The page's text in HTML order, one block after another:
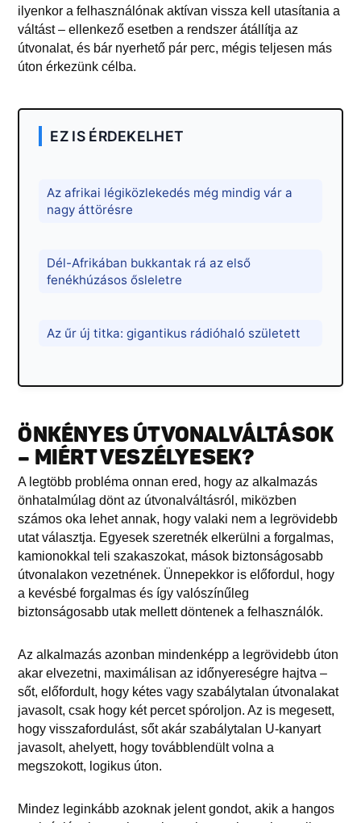
ilyenkor a felhasználónak aktívan vissza kell utasítania a
váltást – ellenkező esetben a rendszer átállítja az
útvonalat, és bár nyerhető pár perc, mégis teljesen más
úton érkezünk célba.
EZ IS ÉRDEKELHET
Az afrikai légiközlekedés még mindig vár a
nagy áttörésre
Dél-Afrikában bukkantak rá az első
fenékhúzásos ősleletre
Az űr új titka: gigantikus rádióhaló született
ÖNKÉNYES ÚTVONALVÁLTÁSOK
– MIÉRT VESZÉLYESEK?
A legtöbb probléma onnan ered, hogy az alkalmazás
önhatalmúlag dönt az útvonalváltásról, miközben
számos oka lehet annak, hogy valaki nem a legrövidebb
utat választja. Egyesek szeretnék elkerülni a forgalmas,
kamionokkal teli szakaszokat, mások biztonságosabb
útvonalakon vezetnének. Ünnepekkor is előfordul, hogy
a kevésbé forgalmas és így valószínűleg
biztonságosabb utak mellett döntenek a felhasználók.
Az alkalmazás azonban mindenképp a legrövidebb úton
akar elvezetni, maximálisan az időnyereségre hajtva –
sőt, előfordult, hogy kétes vagy szabálytalan útvonalakat
javasolt, csak hogy két percet spóroljon. Az is megesett,
hogy visszafordulást, sőt akár szabálytalan U-kanyart
javasolt, ahelyett, hogy továbblendült volna a
megszokott, logikus úton.
Mindez leginkább azoknak jelent gondot, akik a hangos